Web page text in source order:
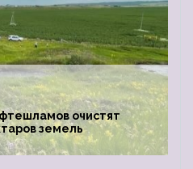
очистят
земель